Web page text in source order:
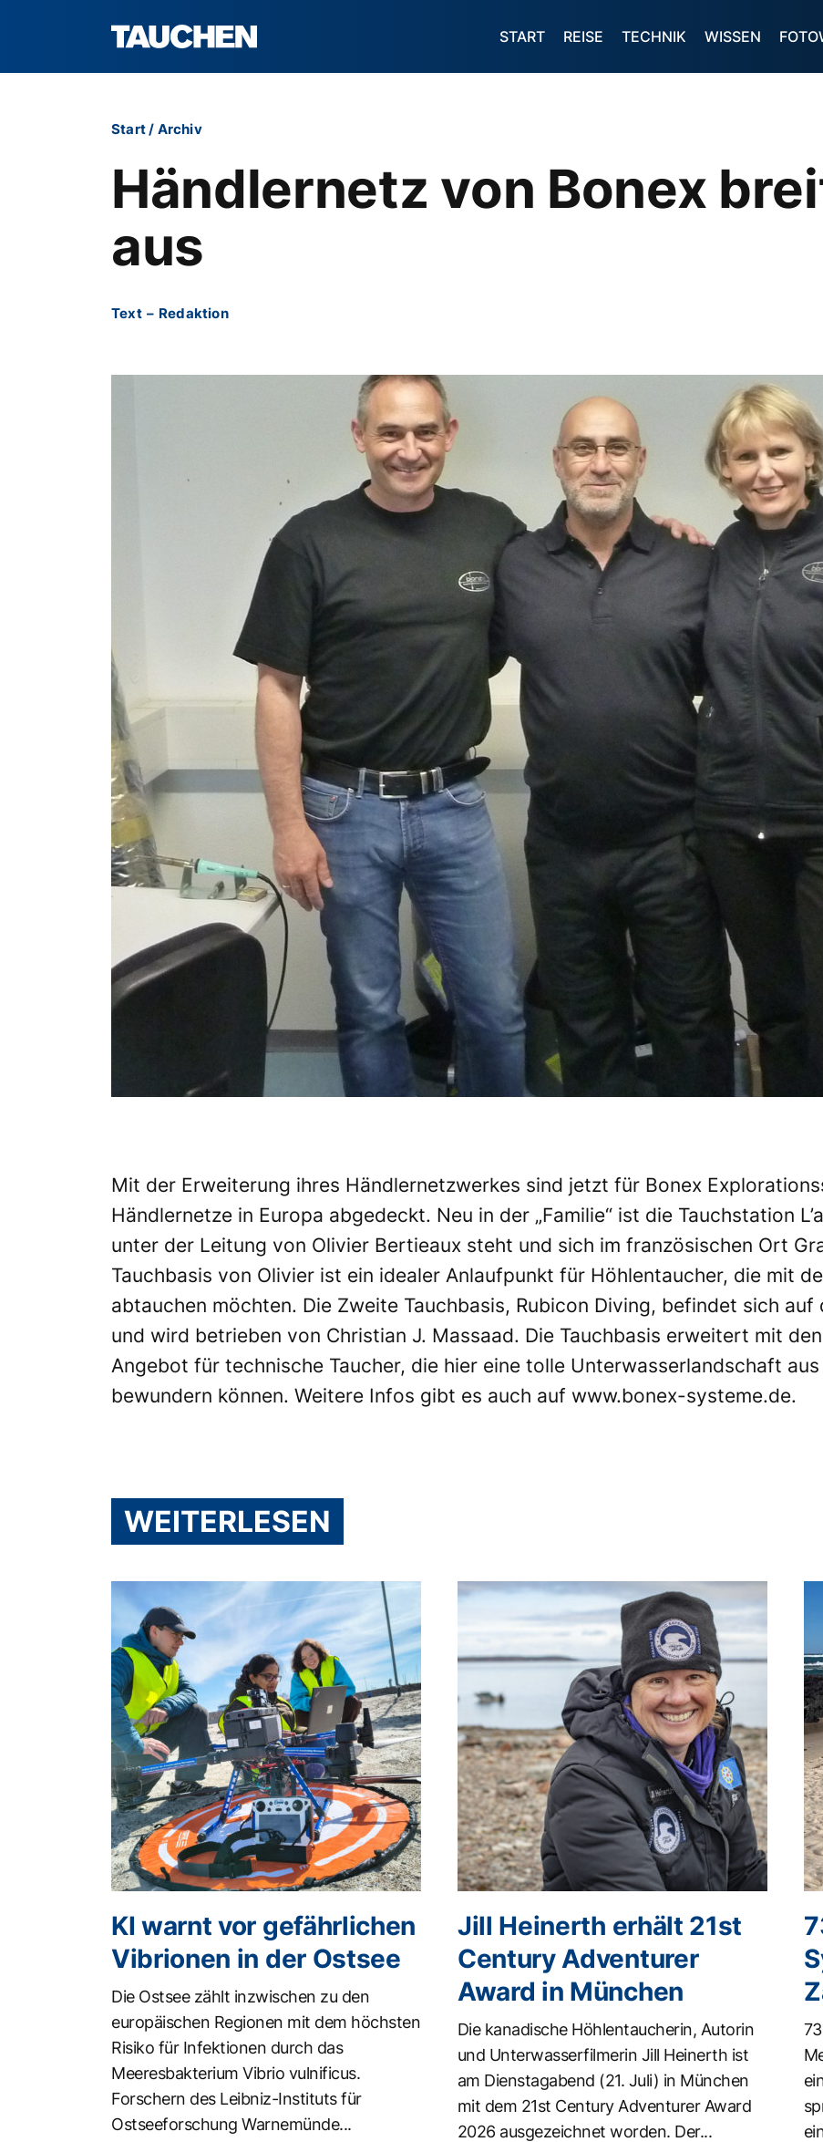
START REISE TECHNIK WISSEN
Start/ Archiv
Händlernetz von Bonex
aus
Text – Redaktion
Mit der Erweiterung ihres Händlernetzwerkes sind jetzt für Bonex
Händlernetze in Europa abgedeckt. Neu in der „Familie“ ist die Tauchstation
unter der Leitung von Olivier Bertieaux steht und sich im französischen Ort
Tauchbasis von Olivier ist ein idealer Anlaufpunkt für Höhlentaucher, die mit
abtauchen möchten. Die Zweite Tauchbasis, Rubicon Diving, befindet sich auf
und wird betrieben von Christian J. Massaad. Die Tauchbasis erweitert mit
Angebot für technische Taucher, die hier eine tolle Unterwasserlandschaft
bewundern können. Weitere Infos gibt es auch auf www.bonex-systeme.de.
WEITERLESEN
KI warnt vor gefährlichen
Vibrionen in der Ostsee
Die Ostsee zählt inzwischen zu den
europäischen Regionen mit dem höchsten
Risiko für Infektionen durch das
Meeresbakterium Vibrio vulnificus.
Forschern des Leibniz-Instituts für
Ostseeforschung Warnemünde...
Jill Heinerth erhält 21st
Century Adventurer
Award in München
Die kanadische Höhlentaucherin, Autorin
und Unterwasserfilmerin Jill Heinerth ist
am Dienstagabend (21. Juli) in München
mit dem 21st Century Adventurer Award
2026 ausgezeichnet worden. Der...